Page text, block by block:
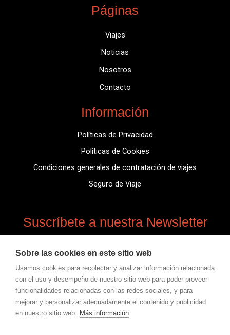
Páginas
Viajes
Noticias
Nosotros
Contacto
Información
Políticas de Privacidad
Políticas de Cookies
Condiciones generales de contratación de viajes
Seguro de Viaje
Suscríbete a nuestra Newsletter
noticias, información de novedades.
Email
Inscríbirse
Sobre las cookies en este sitio web
Usamos cookies para recolectar y analizar información relacionada
con el uso y desempeño de nuestro sitio web para poder proveer
funcionalidades relacionadas con las redes sociales, y para
mejorar y personalizar adecuadamente el contenido y publicidad
en nuestro sitio web. Más información